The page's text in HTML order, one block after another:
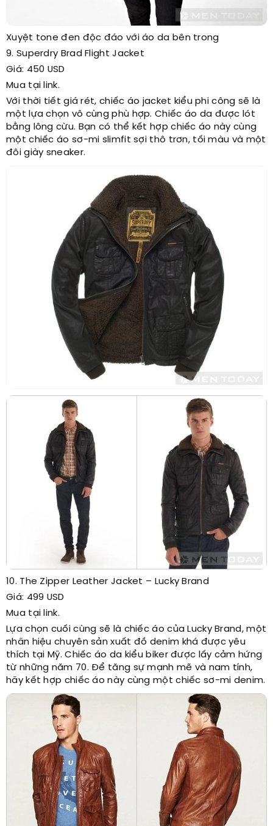
Xuyệt tone đen độc đáo với áo da bên trong
9. Superdry Brad Flight Jacket
Giá: 450 USD
Mua tại link.
Với thời tiết giá rét, chiếc áo jacket kiểu phi công sẽ là
một lựa chọn vô cùng phù hợp. Chiếc áo da được lót
bằng lông cừu. Bạn có thể kết hợp chiếc áo này cùng
một chiếc áo sơ-mi slimfit sợi thô trơn, tối màu và một
đôi giày sneaker.
10. The Zipper Leather Jacket – Lucky Brand
Giá: 499 USD
Mua tại link.
Lựa chọn cuối cùng sẽ là chiếc áo của Lucky Brand, một
nhãn hiệu chuyên sản xuất đồ denim khá được yêu
thích tại Mỹ. Chiếc áo da kiểu biker được lấy cảm hứng
từ những năm 70. Để tăng sự mạnh mẽ và nam tính,
hãy kết hợp chiếc áo này cùng một chiếc sơ-mi denim.